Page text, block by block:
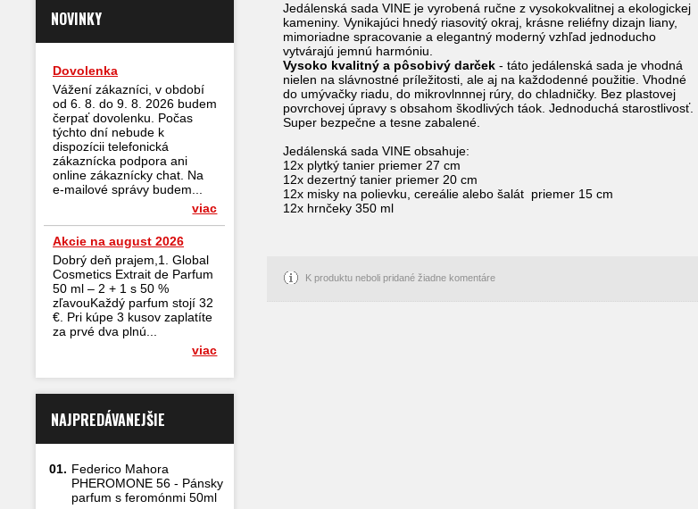
NOVINKY
Dovolenka
Vážení zákazníci, v období
od 6. 8. do 9. 8. 2026 budem
čerpať dovolenku. Počas
týchto dní nebude k
dispozícii telefonická
zákaznícka podpora ani
online zákaznícky chat. Na
e-mailové správy budem...
viac
Akcie na august 2026
Dobrý deň prajem,1. Global
Cosmetics Extrait de Parfum
50 ml – 2 + 1 s 50 %
zľavouKaždý parfum stojí 32
€. Pri kúpe 3 kusov zaplatíte
za prvé dva plnú...
viac
NAJPREDÁVANEJŠIE
01. Federico Mahora
PHEROMONE 56 - Pánsky
parfum s feromónmi 50ml
Jedálenská sada VINE je vyrobená ručne z vysokokvalitnej a ekologickej
kameniny. Vynikajúci hnedý riasovitý okraj, krásne reliéfny dizajn liany,
mimoriadne spracovanie a elegantný moderný vzhľad jednoducho
vytvárajú jemnú harmóniu.
Vysoko kvalitný a pôsobivý darček - táto jedálenská sada je vhodná
nielen na slávnostné príležitosti, ale aj na každodenné použitie. Vhodné
do umývačky riadu, do mikrovlnnnej rúry, do chladničky. Bez plastovej
povrchovej úpravy s obsahom škodlivých táok. Jednoduchá starostlivosť.
Super bezpečne a tesne zabalené.
Jedálenská sada VINE obsahuje:
12x plytký tanier priemer 27 cm
12x dezertný tanier priemer 20 cm
12x misky na polievku, cereálie alebo šalát priemer 15 cm
12x hrnčeky 350 ml
K produktu neboli pridané žiadne komentáre